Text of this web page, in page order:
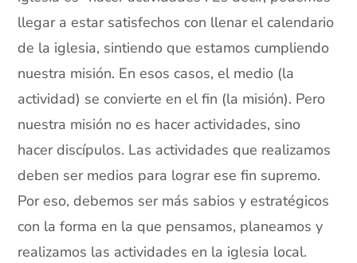
llegar a estar satisfechos con llenar el calendario
de la iglesia, sintiendo que estamos cumpliendo
nuestra misión. En esos casos, el medio (la
actividad) se convierte en el fin (la misión). Pero
nuestra misión no es hacer actividades, sino
hacer discípulos. Las actividades que realizamos
deben ser medios para lograr ese fin supremo.
Por eso, debemos ser más sabios y estratégicos
con la forma en la que pensamos, planeamos y
realizamos las actividades en la iglesia local.